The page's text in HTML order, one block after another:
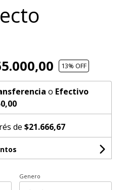
13% OFF
o Efectivo
de $21.666,67
Genero